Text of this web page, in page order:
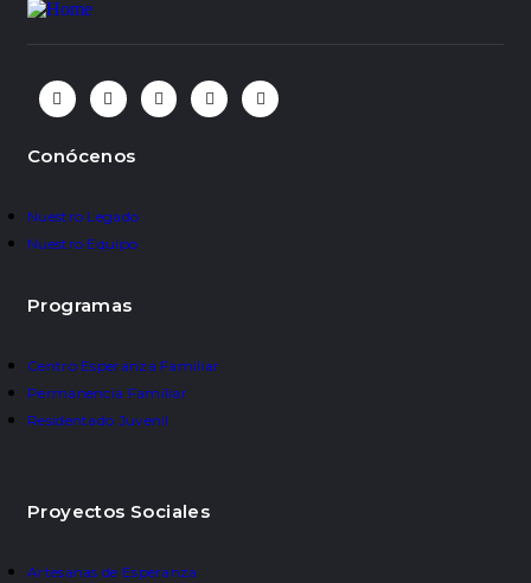
Conócenos
Nuestro Legado
Nuestro Equipo
Programas
Centro Esperanza Familiar
Permanencia Familiar
Residentado Juvenil
Proyectos Sociales
Artesanas de Esperanza